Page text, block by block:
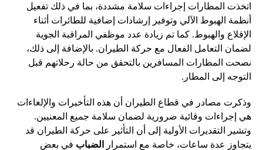
اتخذت المطارات إجراءات سلامة مشددة، بما في ذلك تفعيل
أنظمة الهبوط الآلي وتوفير إرشادات إضافية للطائرات أثناء
الإقلاع والهبوط. كما تم زيادة عدد موظفي المراقبة الجوية
لضمان التعامل الفعال مع حركة الطيران. بالإضافة إلى ذلك،
نصحت المطارات المسافرين بالتحقق من حالة رحلاتهم قبل
التوجه إلى المطار.
وذكرت مصادر في قطاع الطيران أن هذه التأخيرات والإلغاءات
هي إجراءات وقائية ضرورية لضمان سلامة جميع المعنيين.
وتشير التقديرات الأولية إلى أن التأثير على حركة الطيران قد
يتجاوز عدة ساعات، خاصة مع استمرار
الضباب في بعض